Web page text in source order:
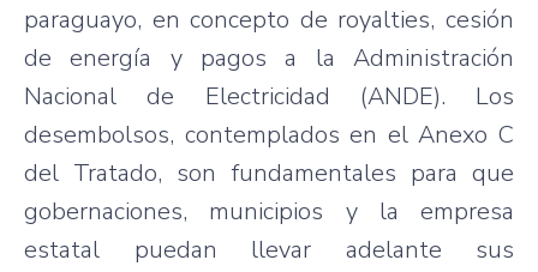
paraguayo, en concepto de royalties, cesión
de energía y pagos a la Administración
Nacional de Electricidad (ANDE). Los
desembolsos, contemplados en el Anexo C
del Tratado, son fundamentales para que
gobernaciones, municipios y la empresa
estatal puedan llevar adelante sus